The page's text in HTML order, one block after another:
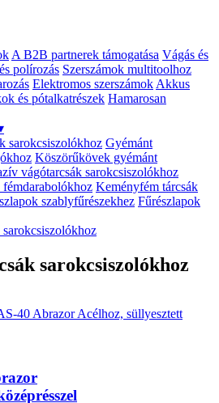
A B2B partnerek támogatása Vágás és
polírozás Szerszámok multitoolhoz
Elektromos szerszámok Akkus
és pótalkatrészek Hamarosan
sarokcsiszolókhoz Gyémánt
Köszörűkövek gyémánt
vágótarcsák sarokcsiszolókhoz
Keményfém tárcsák
szablyfűrészekhez Fűrészlapok
sarokcsiszolókhoz